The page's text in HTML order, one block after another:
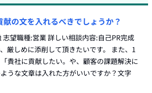
献の文を入れるべきでしょうか？
志望職種:営業 詳しい相談内容:自己PR完成
厳しめに添削して頂きたいです。 また、1
貴社に貢献したい。や、顧客の課題解決に
うな文章は入れた方がいいですか？文字